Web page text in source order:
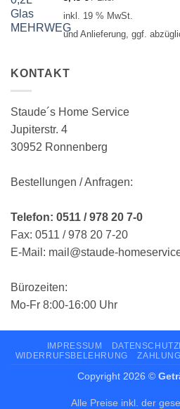
inkl. 19 % MwSt.
und Anlieferung, ggf.
KONTAKT
Staude´s Home Service
Jupiterstr. 4
30952 Ronnenberg
Bestellungen / Anfragen:
Telefon: 0511 / 978 20 7-0
Fax: 0511 / 978 20 7-20
E-Mail: mail@staude-
Bürozeiten:
Mo-Fr 8:00-16:00 Uhr
IMPRESSUM
WIDERRUFSBELEHRUNG
Copyright 2026 ©
Alle Preise inkl. der